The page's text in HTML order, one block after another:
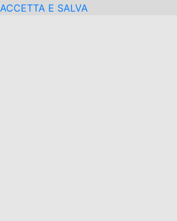
ACCETTA E SALVA